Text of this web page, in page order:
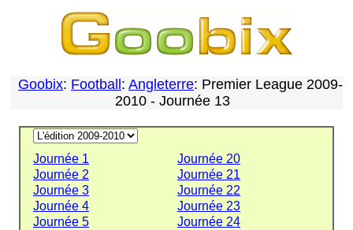
Goobix: Football : Angleterre: Premier League 2009-
2010 - Journée 13
Journée 1
Journée 20
Journée 2
Journée 21
Journée 3
Journée 22
Journée 4
Journée 23
Journée 5
Journée 24